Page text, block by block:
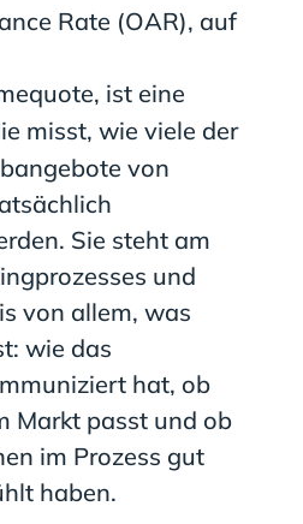
Rate (OAR), auf
ist eine
misst, wie viele der
von
Sie steht am
und
von allem, was
wie das
hat, ob
Markt passt und ob
im Prozess gut
haben.